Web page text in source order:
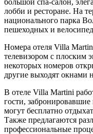
лобби и ресторане. На
национального парка
пешеходных и
Номера отеля Villa
телевизором с плоским
некоторых номеров
другие выходят окнами
В отеле Villa Martini
гости,
могут бесплатно
Также предлагаются
профессиональные